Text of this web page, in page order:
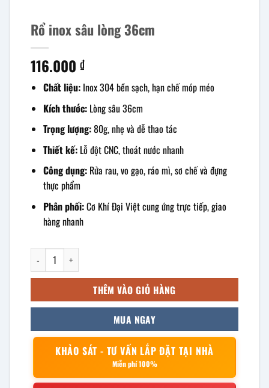
Rổ inox sâu lòng 36cm
116.000 ₫
Chất liệu:Inox 304 bền sạch, hạn chế móp méo
Kích thước:Lòng sâu 36cm
Trọng lượng:80g, nhẹ và dễ thao tác
Thiết kế:Lỗ đột CNC, thoát nước nhanh
Công dụng:Rửa rau, vo gạo, ráo mì, sơ chế và đựng
thực phẩm
Phân phối:Cơ Khí Đại Việt cung ứng trực tiếp, giao
hàng nhanh
Rổ inox sâu lòng 36cm số lượng
THÊM VÀO GIỎ HÀNG
MUA NGAY
KHẢO SÁT - TƯ VẤN LẮP ĐẶT TẠI NHÀ
Miễn phí 100%